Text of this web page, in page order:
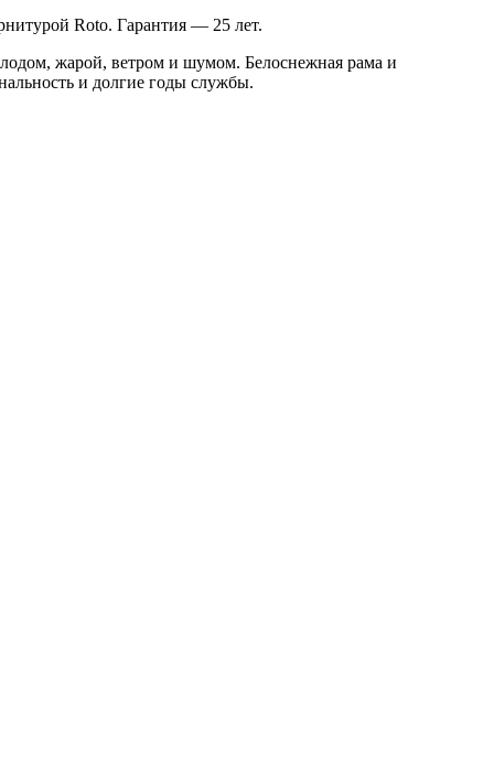
Roto. Гарантия — 25 лет.
жарой, ветром и шумом. Белоснежная рама и
и долгие годы службы.